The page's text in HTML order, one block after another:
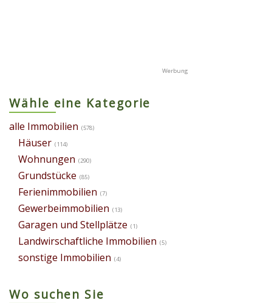
Wähle eine Kategorie
alle Immobilien (578)
Häuser (114)
Wohnungen (290)
Grundstücke (85)
Ferienimmobilien (7)
Gewerbeimmobilien (13)
Garagen und Stellplätze (1)
Landwirschaftliche Immobilien (5)
sonstige Immobilien (4)
Wo suchen Sie